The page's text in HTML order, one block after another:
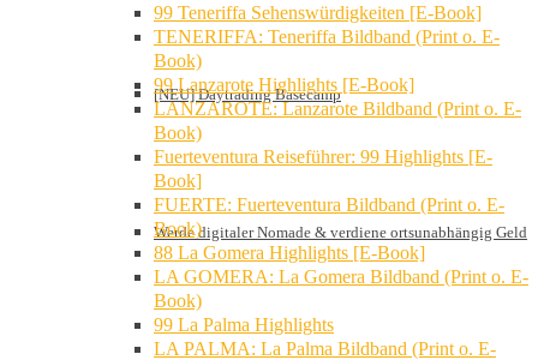
[NEU] Daytrading Basecamp
Werde digitaler Nomade & verdiene ortsunabhängig Geld
99 Teneriffa Sehenswürdigkeiten [E-Book]
TENERIFFA: Teneriffa Bildband (Print o. E-
Book)
99 Lanzarote Highlights [E-Book]
LANZAROTE: Lanzarote Bildband (Print o. E-
Book)
Fuerteventura Reiseführer: 99 Highlights [E-
Book]
FUERTE: Fuerteventura Bildband (Print o. E-
Book)
88 La Gomera Highlights [E-Book]
LA GOMERA: La Gomera Bildband (Print o. E-
Book)
99 La Palma Highlights
LA PALMA: La Palma Bildband (Print o. E-